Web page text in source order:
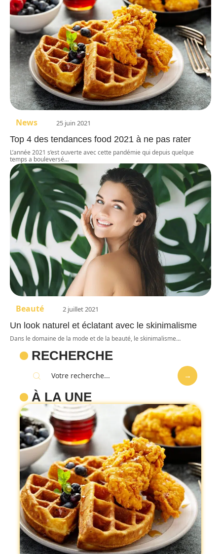
News 25 juin 2021
Top 4 des tendances food 2021 à ne pas rater
L’année 2021 s’est ouverte avec cette pandémie qui depuis quelque
temps a bouleversé…
Beauté 2 juillet 2021
Un look naturel et éclatant avec le skinimalisme
Dans le domaine de la mode et de la beauté, le skinimalisme…
RECHERCHE
À LA UNE